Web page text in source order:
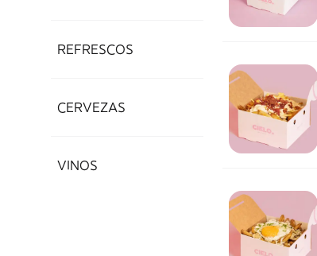
REFRESCOS
CERVEZAS
VINOS